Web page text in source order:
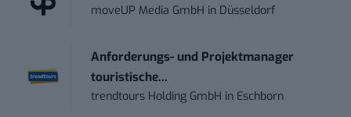
moveUP Media GmbH in Düsseldorf
Anforderungs- und Projektmanager
touristische...
trendtours Holding GmbH in Eschborn